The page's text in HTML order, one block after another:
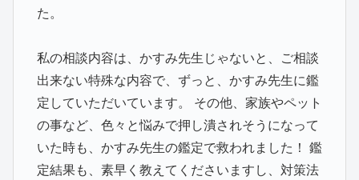
た。
私の相談内容は、かすみ先生じゃないと、ご相談
出来ない特殊な内容で、ずっと、かすみ先生に鑑
定していただいています。 その他、家族やペット
の事など、色々と悩みで押し潰されそうになって
いた時も、かすみ先生の鑑定で救われました！ 鑑
定結果も、素早く教えてくださいますし、対策法